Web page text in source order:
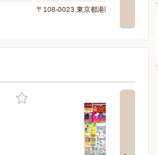
〒108-0023 東京都港区芝浦3-19-26